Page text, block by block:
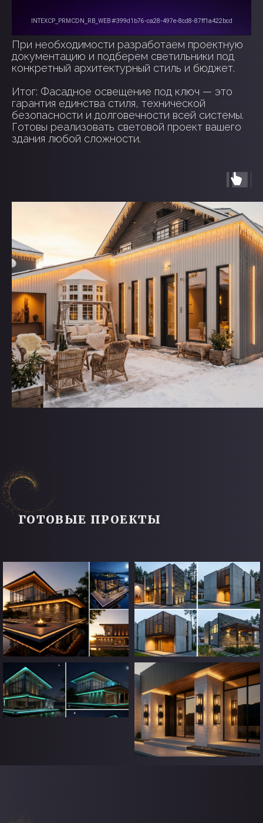
При необходимости разработаем проектную
документацию и подберем светильники под
конкретный архитектурный стиль и бюджет.
Итог: Фасадное освещение под ключ — это
гарантия единства стиля, технической
безопасности и долговечности всей системы.
Готовы реализовать световой проект вашего
здания любой сложности.
ЭТАПЫ
СОТРУДНИЧЕСТВА